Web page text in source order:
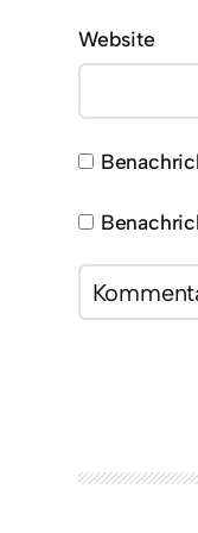
Website